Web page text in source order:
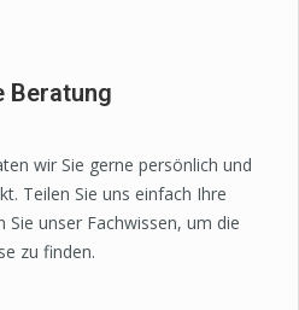
Beratung
wir Sie gerne persönlich und
Teilen Sie uns einfach Ihre
unser Fachwissen, um die
zu finden.